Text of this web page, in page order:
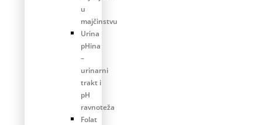
u
majčinstvu
Urina
pHina
–
urinarni
trakt i
pH
ravnoteža
Folat